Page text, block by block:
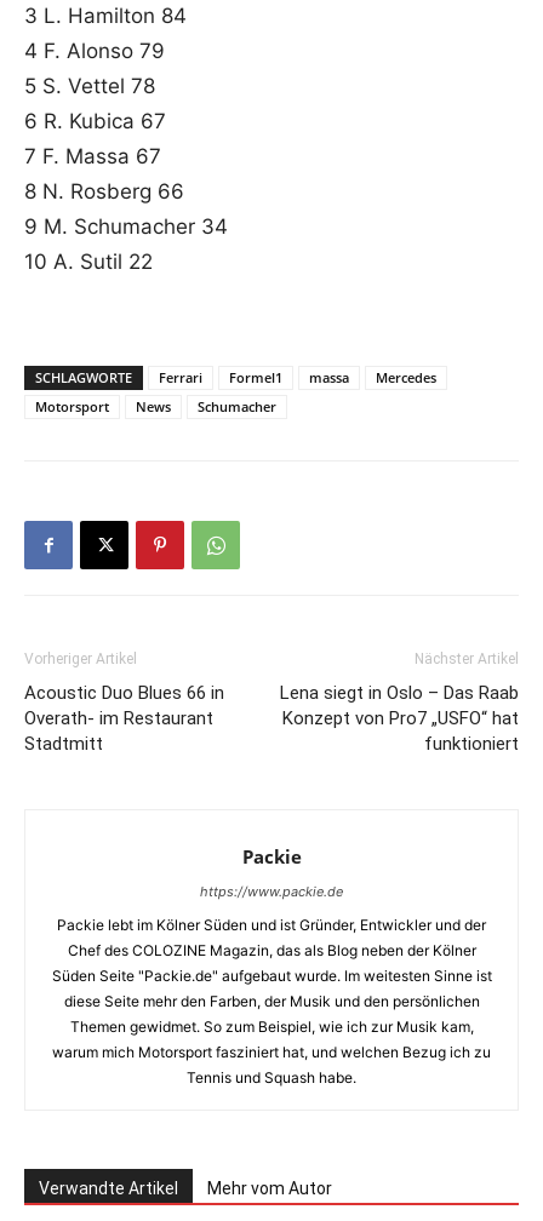
3 L. Hamilton 84
4 F. Alonso 79
5 S. Vettel 78
6 R. Kubica 67
7 F. Massa 67
8 N. Rosberg 66
9 M. Schumacher 34
10 A. Sutil 22
SCHLAGWORTE Ferrari Formel1 massa
Mercedes
Motorsport
News Schumacher
Vorheriger Artikel
Acoustic Duo Blues 66 in
Overath- im Restaurant
Stadtmitt
Nächster Artikel
Lena siegt in Oslo – Das Raab
Konzept von Pro7 „USFO“ hat
funktioniert
Packie
https://www.packie.de
Packie lebt im Kölner Süden und ist Gründer, Entwickler und der
Chef des COLOZINE Magazin, das als Blog neben der Kölner
Süden Seite "Packie.de" aufgebaut wurde. Im weitesten Sinne ist
diese Seite mehr den Farben, der Musik und den persönlichen
Themen gewidmet. So zum Beispiel, wie ich zur Musik kam,
warum mich Motorsport fasziniert hat, und welchen Bezug ich zu
Tennis und Squash habe.
Verwandte Artikel Mehr vom Autor